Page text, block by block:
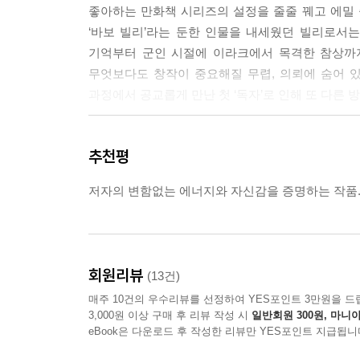
좋아하는 만화책 시리즈의 설정을 줄줄 꿰고 에
‘바보 빌리’라는 둔한 인물을 내세웠던 빌리로
기억부터 군인 시절에 이라크에서 목격한 참상
무엇보다도 창작이 중요해질 무렵, 의뢰에 숨어
『유혹하는 글쓰기』는 소설가를 지망하는 이들
되돌아가게 했다. 이야기를 쓸 수 있으며 자신의
어린아이의 목소리에서 시작해 점차 다듬어진
대하여 감동적으로 그려 낸 결말이야말로 글쓰기
추천평
저자의 변함없는 에너지와 자신감을 증명하는 작품.
회원리뷰 (13건)
매주 10건의 우수리뷰를 선정하여 YES포인트 3만원을 드
3,000원 이상 구매 후 리뷰 작성 시 일반회원 300원, 마니
eBook은 다운로드 후 작성한 리뷰만 YES포인트 지급됩니